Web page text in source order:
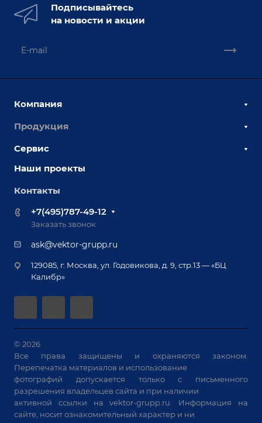
Подписывайтесь
на новости и акции
Компания
О компании
Выставки и мероприятия
Вопрос ответ
Реквизиты
Документы
Продукция
Сборочно-сварочные столы
Оснастка для сварочных столов
Оборудование для приварки крепежа
Приварной крепеж
Специализированные решения для сварки
Позиционеры и вращатели
Машины контактной сварки
Универсальные зажимы
Системы аспирации
Станки лазерной резки
Решения для учебных заведений
Сервис
Сервисное обслуживание
Обучение
Лизинг
Гарантия
автоматизации
Наши проекты
Контакты
+7(495)787-49-12
Заказать звонок
ask@vektor-grupp.ru
129085, г. Москва, ул. Годовикова, д. 9, стр.13 — «БЦ
Калибр»
© 2026
Все права защищены и охраняются законом.
Перепечатка материалов и использование
фотографий допускается только с письменного
разрешения владельцев сайта и при наличии
активной ссылки наvektor-grupp.ru. Информация на
сайте, носит ознакомительный характер и ни